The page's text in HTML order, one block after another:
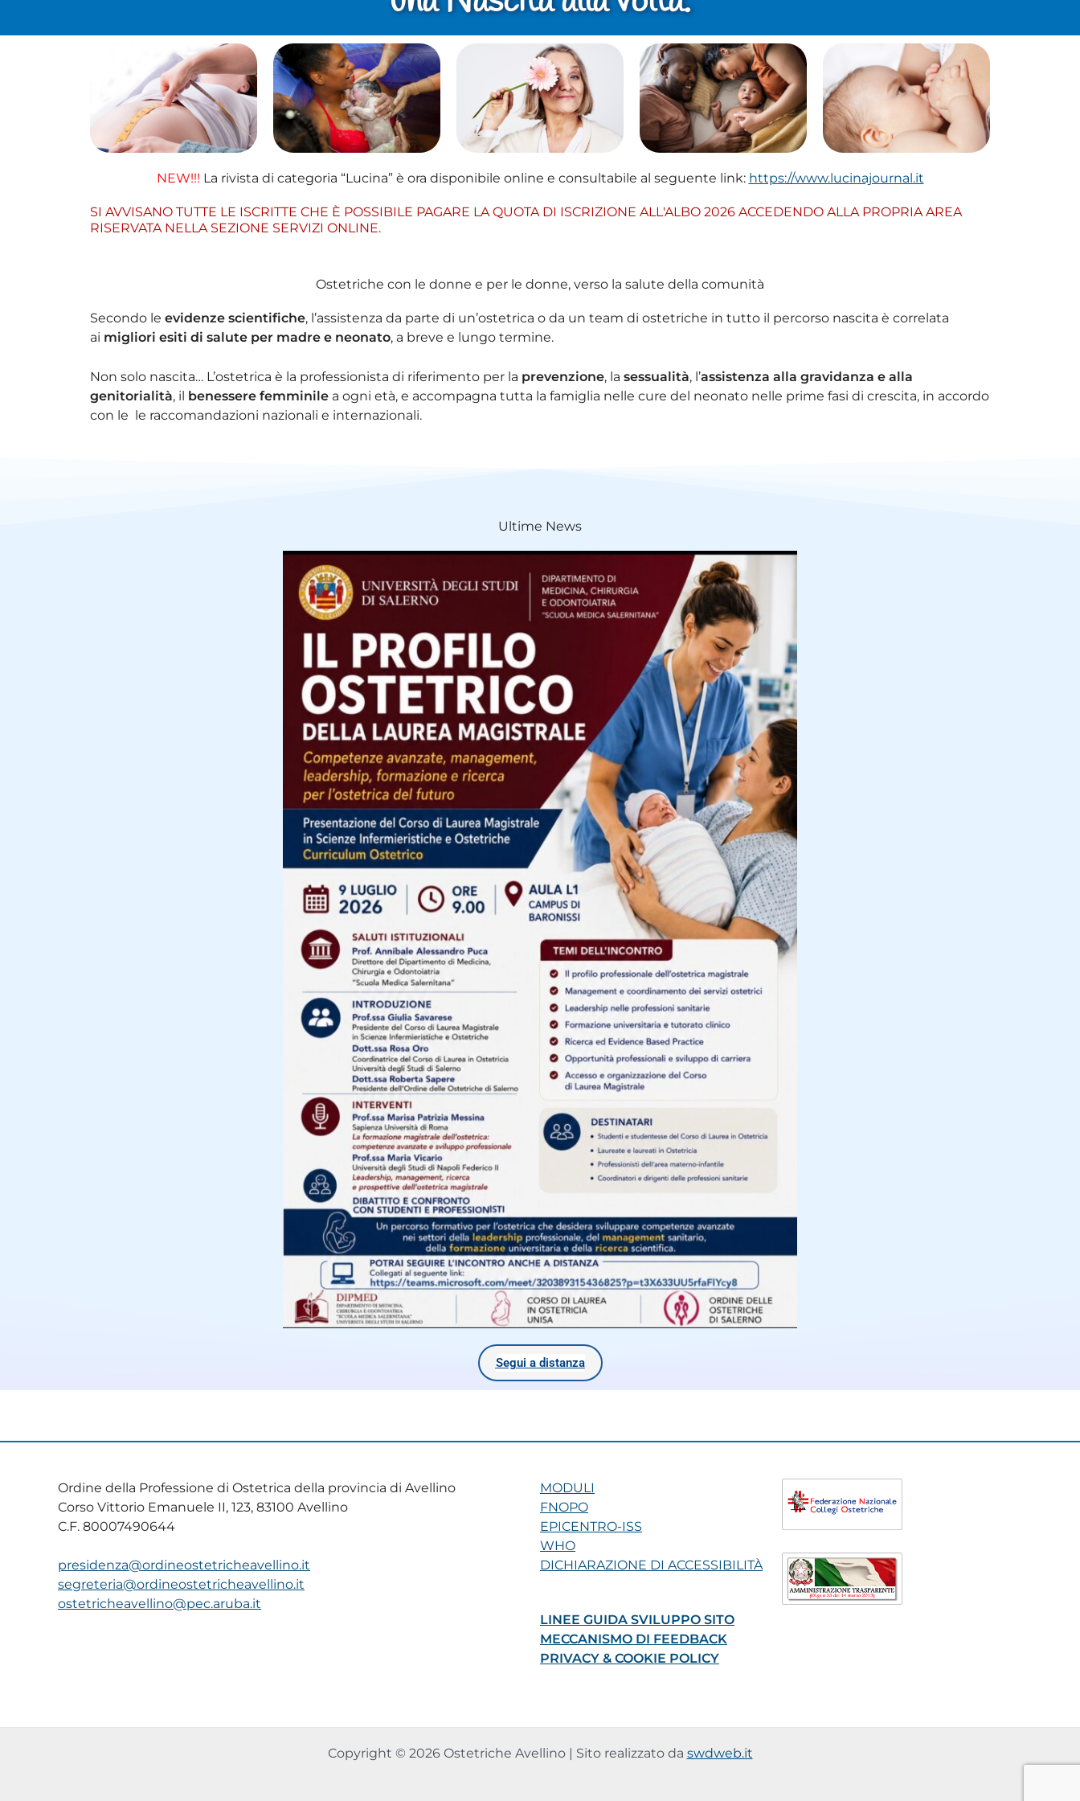
NEW!!! La rivista di categoria “Lucina” è ora disponibile online e consultabile al seguente link: https://www.lucinajournal.it
SI AVVISANO TUTTE LE ISCRITTE CHE È POSSIBILE PAGARE LA QUOTA DI ISCRIZIONE ALL'ALBO 2026 ACCEDENDO ALLA PROPRIA AREA
RISERVATA NELLA SEZIONE SERVIZI ONLINE.
Ostetriche con le donne e per le donne, verso la salute della comunità
Secondo le evidenze scientifiche, l’assistenza da parte di un’ostetrica o da un team di ostetriche in tutto il percorso nascita è correlata
ai migliori esiti di salute per madre e neonato, a breve e lungo termine.
Non solo nascita… L’ostetrica è la professionista di riferimento per la prevenzione, la sessualità, l’assistenza alla gravidanza e alla
genitorialità, il benessere femminile a ogni età, e accompagna tutta la famiglia nelle cure del neonato nelle prime fasi di crescita, in accordo
con le le raccomandazioni nazionali e internazionali.
Ultime News
Segui a distanza
Ordine della Professione di Ostetrica della provincia di Avellino
Corso Vittorio Emanuele II, 123, 83100 Avellino
C.F. 80007490644
presidenza@ordineostetricheavellino.it
segreteria@ordineostetricheavellino.it
ostetricheavellino@pec.aruba.it
MODULI
FNOPO
EPICENTRO-ISS
WHO
DICHIARAZIONE DI ACCESSIBILITÀ
LINEE GUIDA SVILUPPO SITO
MECCANISMO DI FEEDBACK
PRIVACY & COOKIE POLICY
Copyright © 2026 Ostetriche Avellino | Sito realizzato da swdweb.it